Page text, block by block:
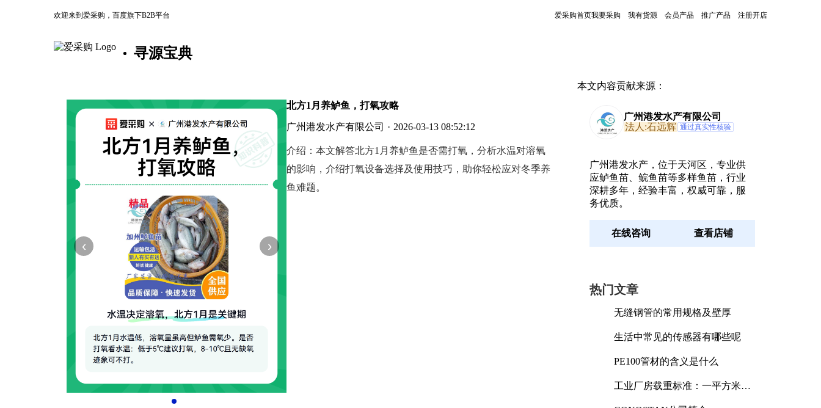
欢迎来到爱采购，百度旗下B2B平台 爱采购首页我要采购 我有货源 会员产品 推广产品 注册开店
寻源宝典
‹ ›
北方1月养鲈鱼，打氧攻略
广州港发水产有限公司 · 2026-03-13 08:52:12
介绍： 本文解答北方1月养鲈鱼是否需打氧，分析水温对溶氧
的影响，介绍打氧设备选择及使用技巧，助你轻松应对冬季养
鱼难题。
本文内容贡献来源：
广州港发水产有限公司
法人:石远辉 通过真实性核验
广州港发水产，位于天河区，专业供
应鲈鱼苗、鲩鱼苗等多样鱼苗，行业
深耕多年，经验丰富，权威可靠，服
务优质。
在线咨询 查看店铺
热门文章
无缝钢管的常用规格及壁厚
生活中常见的传感器有哪些呢
PE100管材的含义是什么
工业厂房载重标准：一平方米能